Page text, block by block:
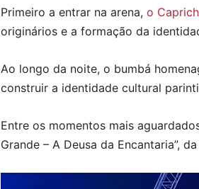
Primeiro a entrar na arena, o
originários e a formação da
Ao longo da noite, o bumbá
construir a identidade cultural
Entre os momentos mais
Grande – A Deusa da Encantaria”,